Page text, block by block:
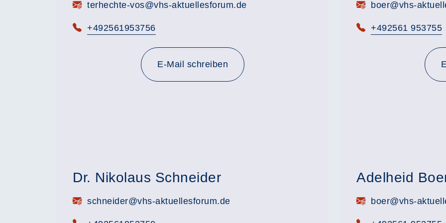
E-Mail:terhechte-vos@vhs-aktuellesforum.de
Telefon:
+492561953756
E-Mail schreiben
E-Mail:boer@vhs-
Telefon:
+492561 953755
Dr. Nikolaus Schneider
E-Mail:schneider@vhs-aktuellesforum.de
Adelheid
E-Mail:boer@vhs-